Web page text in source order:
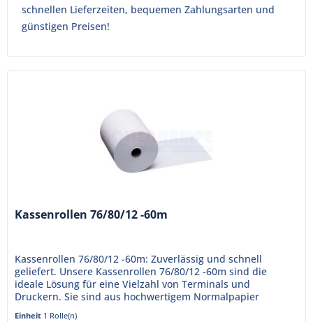
schnellen Lieferzeiten, bequemen Zahlungsarten und
günstigen Preisen!
Kassenrollen 76/80/12 -60m
Kassenrollen 76/80/12 -60m: Zuverlässig und schnell
geliefert. Unsere Kassenrollen 76/80/12 -60m sind die
ideale Lösung für eine Vielzahl von Terminals und
Druckern. Sie sind aus hochwertigem Normalpapier
gefertigt, das eine klare...
Einheit 1 Rolle(n)